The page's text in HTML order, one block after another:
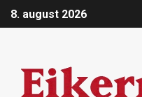
8. august 2026